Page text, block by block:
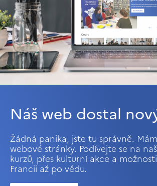
Náš web dostal
Žádná panika, jste tu správně.
webové stránky. Podívejte se na
kurzů, přes kulturní akce a
Francii až po vědu.